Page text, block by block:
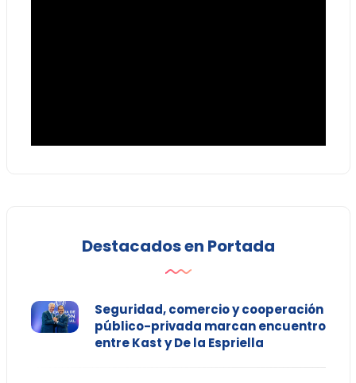
Destacados en Portada
Seguridad, comercio y cooperación
público-privada marcan encuentro
entre Kast y De la Espriella